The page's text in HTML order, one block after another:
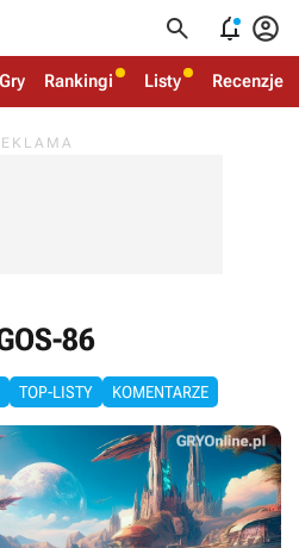
  
Gry Rankingi Listy Recenzje
86
TOP-LISTY KOMENTARZE